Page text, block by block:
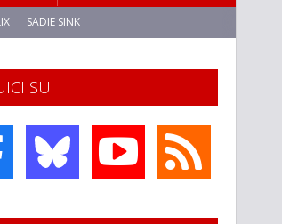
SADIE SINK
SU